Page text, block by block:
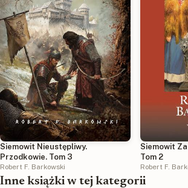
Siemowit Nieustępliwy.
Przodkowie. Tom 3
Robert F. Barkowski
Siemowit
Tom 2
Robert F.
Inne książki w tej kategorii